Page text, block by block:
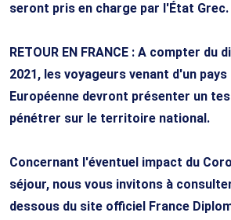
seront pris en charge par l'État Grec.
RETOUR EN FRANCE : A compter du
2021, les voyageurs venant d'un pays
Européenne devront présenter un
pénétrer sur le territoire national.
Concernant l'éventuel impact du
séjour, nous vous invitons à
dessous du site officiel France